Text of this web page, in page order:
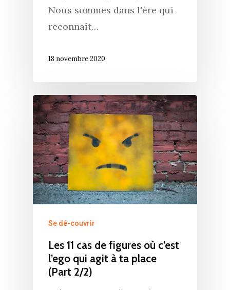
Nous sommes dans l'ère qui
reconnaît…
18 novembre 2020
Se dé-couvrir
Les 11 cas de figures où c’est
l’ego qui agit à ta place
(Part 2/2)